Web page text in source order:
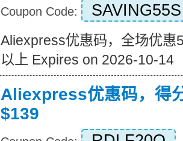
Coupon Code: SAVING55S
Aliexpress优惠码，全场优惠
以上 Expires on 2026-10-14
Aliexpress优惠码，得
$139